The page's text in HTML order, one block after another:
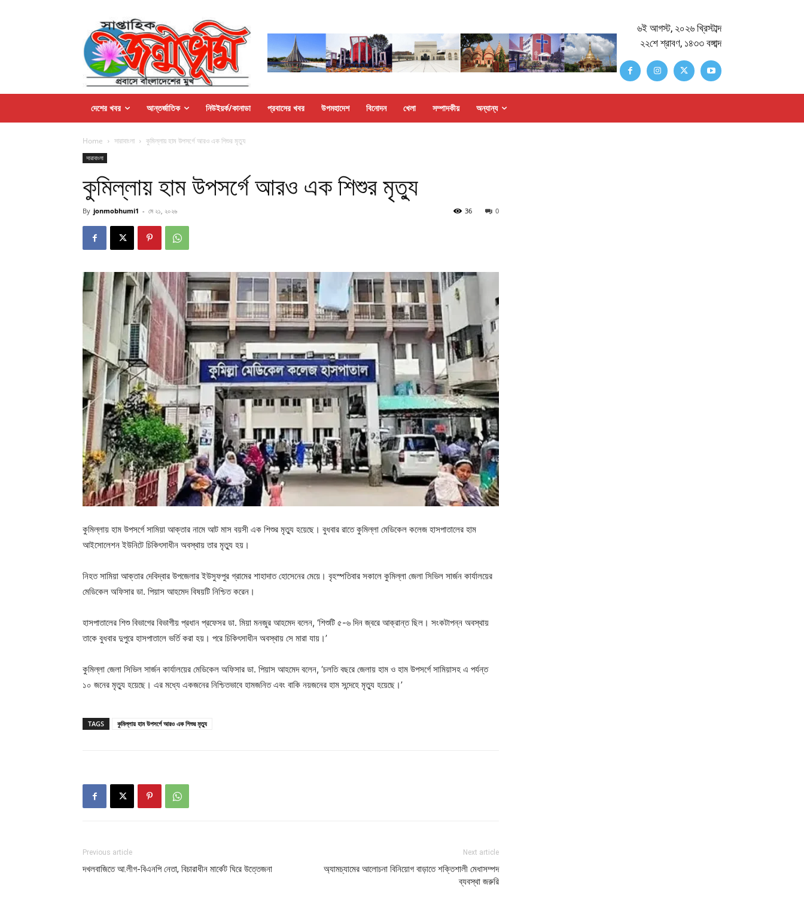
৬ই আগস্ট, ২০২৬ খ্রিস্টাব্দ
২২শে শ্রাবণ, ১৪৩৩ বঙ্গাব্দ
দেশের খবর আন্তর্জাতিক নিউইয়র্ক/কানাডা প্রবাসের খবর উপমহাদেশ বিনোদন খেলা সম্পাদকীয় অন্যান্য
Home সারাবাংলা কুমিল্লায় হাম উপসর্গে আরও এক শিশুর মৃত্যু
সারাবাংলা
কুমিল্লায় হাম উপসর্গে আরও এক শিশুর মৃত্যু
By jonmobhumi1 - মে ২১, ২০২৬ 0
36
কুমিল্লায় হাম উপসর্গে সামিয়া আক্তার নামে আট মাস বয়সী এক শিশুর মৃত্যু হয়েছে। বুধবার রাতে কুমিল্লা মেডিকেল কলেজ হাসপাতালের হাম
আইসোলেশন ইউনিটে চিকিৎসাধীন অবস্থায় তার মৃত্যু হয়।
নিহত সামিয়া আক্তার দেবিদ্বার উপজেলার ইউসুফপুর গ্রামের শাহাদাত হোসেনের মেয়ে। বৃহস্পতিবার সকালে কুমিল্লা জেলা সিভিল সার্জন কার্যালয়ের
মেডিকেল অফিসার ডা. পিয়াস আহমেদ বিষয়টি নিশ্চিত করেন।
হাসপাতালের শিশু বিভাগের বিভাগীয় প্রধান প্রফেসর ডা. মিয়া মনজুর আহমেদ বলেন, ‘শিশুটি ৫-৬ দিন জ্বরে আক্রান্ত ছিল। সংকটাপন্ন অবস্থায়
তাকে বুধবার দুপুরে হাসপাতালে ভর্তি করা হয়। পরে চিকিৎসাধীন অবস্থায় সে মারা যায়।’
কুমিল্লা জেলা সিভিল সার্জন কার্যালয়ের মেডিকেল অফিসার ডা. পিয়াস আহমেদ বলেন, ‘চলতি বছরে জেলায় হাম ও হাম উপসর্গে সামিয়াসহ এ পর্যন্ত
১০ জনের মৃত্যু হয়েছে। এর মধ্যে একজনের নিশ্চিতভাবে হামজনিত এবং বাকি নয়জনের হাম সন্দেহে মৃত্যু হয়েছে।’
TAGS কুমিল্লায় হাম উপসর্গে আরও এক শিশুর মৃত্যু
Previous article
দখলবাজিতে আ.লীগ-বিএনপি নেতা, বিচারাধীন মার্কেট ঘিরে উত্তেজনা
Next article
অ্যামচ্যামের আলোচনা বিনিয়োগ বাড়াতে শক্তিশালী মেধাসম্পদ
ব্যবস্থা জরুরি